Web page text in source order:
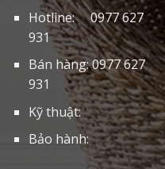
Hotline: 0977 627
931
Bán hàng: 0977 627
931
Kỹ thuật:
Bảo hành: